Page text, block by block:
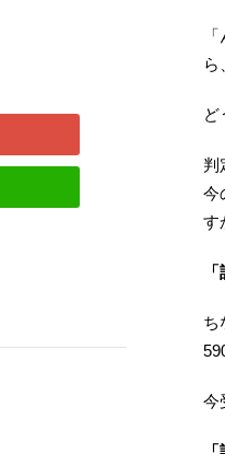
ら
ど
判
今
す
ち
今